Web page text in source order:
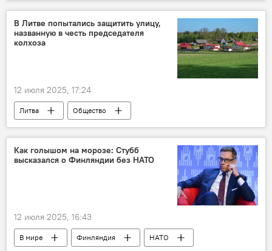
В Литве попытались защитить улицу,
названную в честь председателя
колхоза
12 июля 2025, 17:24
Литва Общество
Как голышом на морозе: Стубб
высказался о Финляндии без НАТО
12 июля 2025, 16:43
В мире Финляндия НАТО